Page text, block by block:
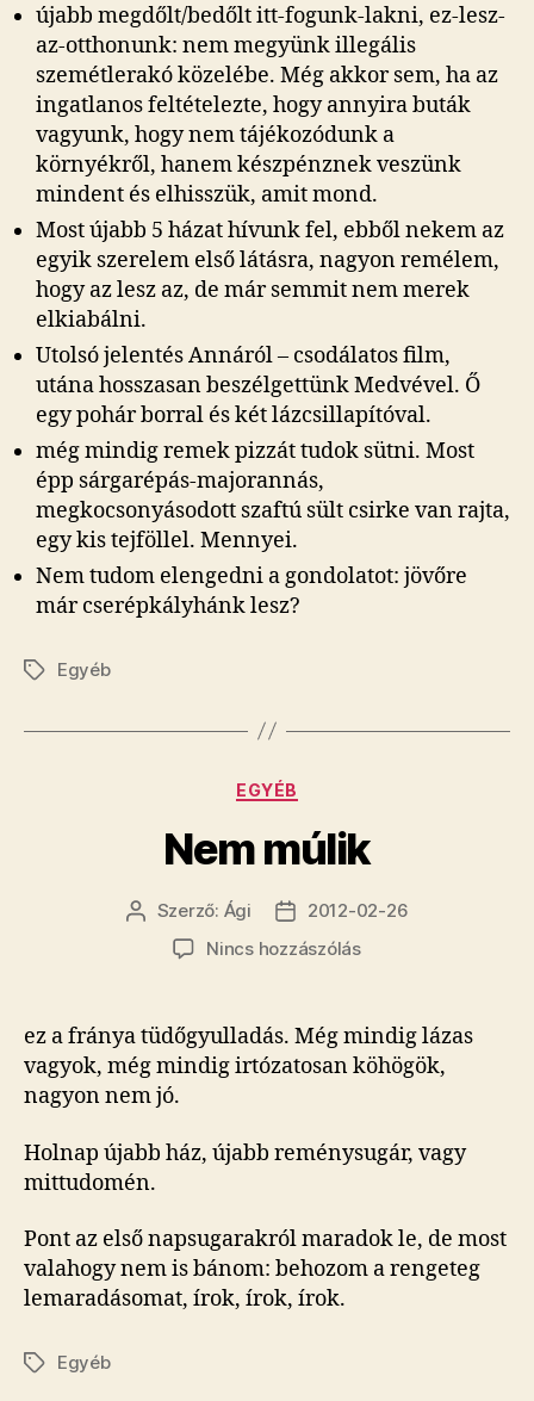
újabb megdőlt/bedőlt itt-fogunk-lakni, ez-lesz-
az-otthonunk: nem megyünk illegális
szemétlerakó közelébe. Még akkor sem, ha az
ingatlanos feltételezte, hogy annyira buták
vagyunk, hogy nem tájékozódunk a
környékről, hanem készpénznek veszünk
mindent és elhisszük, amit mond.
Most újabb 5 házat hívunk fel, ebből nekem az
egyik szerelem első látásra, nagyon remélem,
hogy az lesz az, de már semmit nem merek
elkiabálni.
Utolsó jelentés Annáról – csodálatos film,
utána hosszasan beszélgettünk Medvével. Ő
egy pohár borral és két lázcsillapítóval.
még mindig remek pizzát tudok sütni. Most
épp sárgarépás-majorannás,
megkocsonyásodott szaftú sült csirke van rajta,
egy kis tejföllel. Mennyei.
Nem tudom elengedni a gondolatot: jövőre
már cserépkályhánk lesz?
CímkékEgyéb
Kategóriák
EGYÉB
Nem múlik
Bejegyzés
szerzője
Szerző: Ági
Bejegyzés
dátuma
2012-02-26
Nincs hozzászólása(z)
bejegyzéshez
ez a fránya tüdőgyulladás. Még mindig lázas
vagyok, még mindig irtózatosan köhögök,
nagyon nem jó.
Holnap újabb ház, újabb reménysugár, vagy
mittudomén.
Pont az első napsugarakról maradok le, de most
valahogy nem is bánom: behozom a rengeteg
lemaradásomat, írok, írok, írok.
CímkékEgyéb